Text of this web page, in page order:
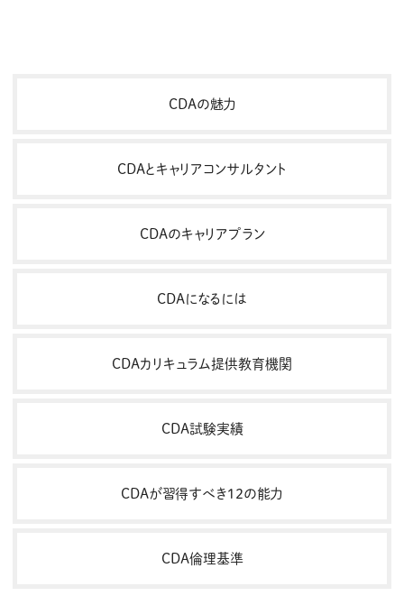
CDAの魅力
CDAとキャリアコンサルタント
CDAのキャリアプラン
CDAになるには
CDAカリキュラム提供教育機関
CDA試験実績
CDAが習得すべき１２の能力
CDA倫理基準